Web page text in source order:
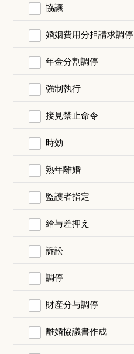
協議
婚姻費用分担請求調停
年金分割調停
強制執行
接見禁止命令
時効
熟年離婚
監護者指定
給与差押え
訴訟
調停
財産分与調停
離婚協議書作成